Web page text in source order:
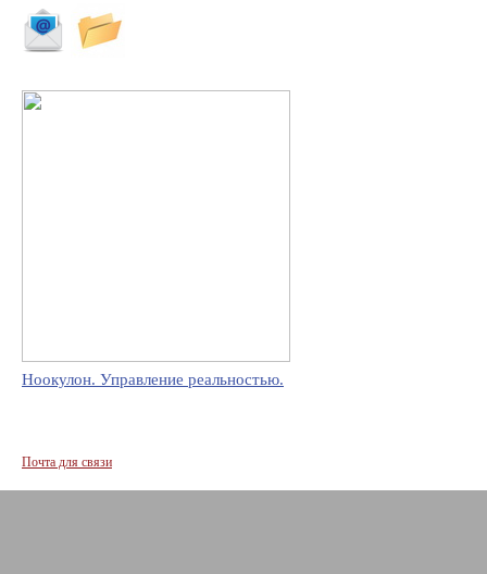
Ноокулон. Управление реальностью.
Почта для связи